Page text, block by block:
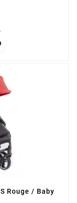
mieści się w
z fotelikami
13,1 kg,
Rouge / Baby